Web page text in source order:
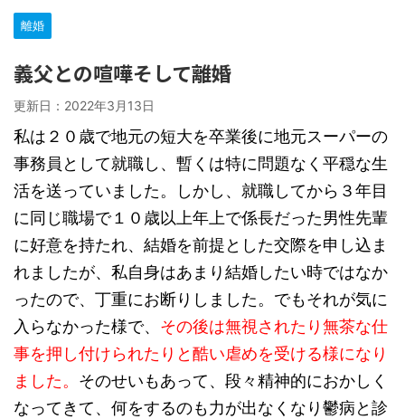
離婚
義父との喧嘩そして離婚
更新日： 2022年3月13日
私は２０歳で地元の短大を卒業後に地元スーパーの
事務員として就職し、暫くは特に問題なく平穏な生
活を送っていました。しかし、就職してから３年目
に同じ職場で１０歳以上年上で係長だった男性先輩
に好意を持たれ、結婚を前提とした交際を申し込ま
れましたが、私自身はあまり結婚したい時ではなか
ったので、丁重にお断りしました。でもそれが気に
入らなかった様で、 その後は無視されたり無茶な仕
事を押し付けられたりと酷い虐めを受ける様になり
ました。 そのせいもあって、段々精神的におかしく
なってきて、何をするのも力が出なくなり鬱病と診